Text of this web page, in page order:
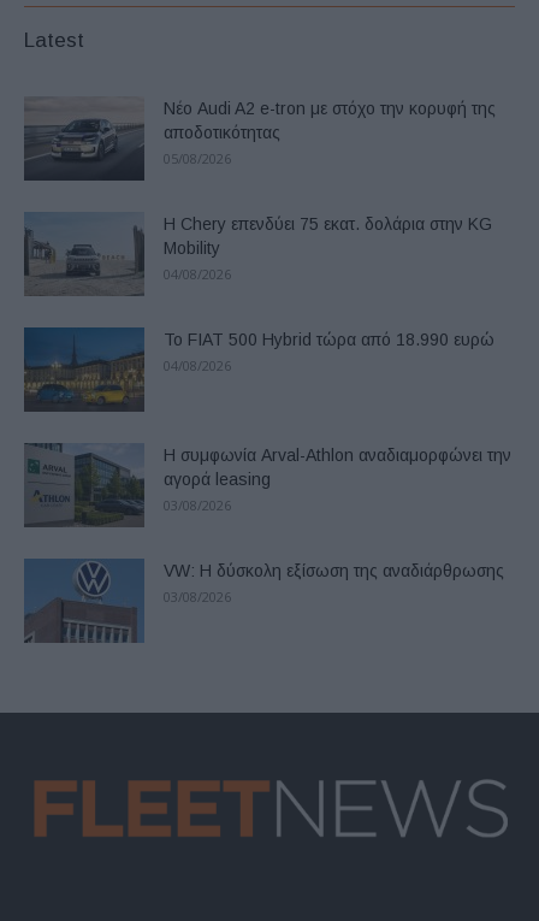
Latest
Νέο Audi A2 e-tron με στόχο την κορυφή της
αποδοτικότητας
05/08/2026
Η Chery επενδύει 75 εκατ. δολάρια στην KG
Mobility
04/08/2026
Το FIAT 500 Hybrid τώρα από 18.990 ευρώ
04/08/2026
Η συμφωνία Arval-Athlon αναδιαμορφώνει την
αγορά leasing
03/08/2026
VW: Η δύσκολη εξίσωση της αναδιάρθρωσης
03/08/2026